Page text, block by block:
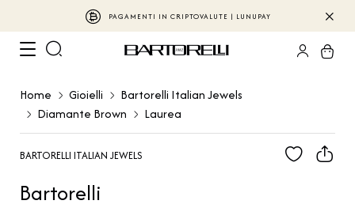
PAGAMENTI IN CRIPTOVALUTE | LUNUPAY
Home Gioielli
Bartorelli Italian Jewels
Diamante Brown
Laurea
BARTORELLI ITALIAN JEWELS
Bartorelli